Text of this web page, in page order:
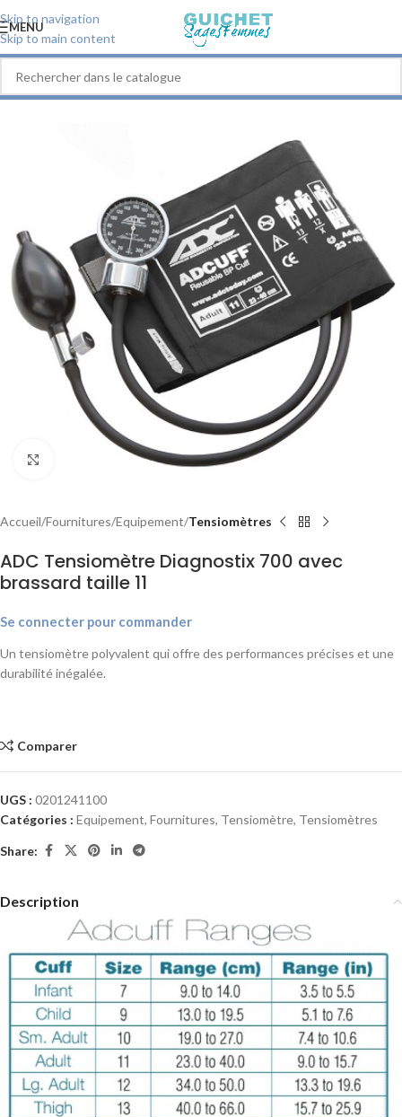
Skip to navigation
Skip to main content
MENU
Accueil Fournitures Equipement Tensiomètres
ADC Tensiomètre Diagnostix 700 avec
brassard taille 11
Se connecter pour commander
Un tensiomètre polyvalent qui offre des performances précises et une
durabilité inégalée.
Comparer
UGS : 0201241100
Catégories : Equipement, Fournitures, Tensiomètre, Tensiomètres
Share:
Description